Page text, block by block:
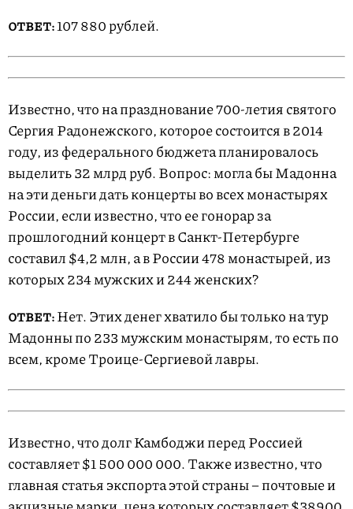
ОТВЕТ:107 880 рублей.
Известно, что на празднование 700-летия святого
Сергия Радонежского, которое состоится в 2014
году, из федерального бюджета планировалось
выделить 32 млрд руб. Вопрос: могла бы Мадонна
на эти деньги дать концерты во всех монастырях
России, если известно, что ее гонорар за
прошлогодний концерт в Санкт-Петербурге
составил $4,2 млн, а в России 478 монастырей, из
которых 234 мужских и 244 женских?
ОТВЕТ:Нет. Этих денег хватило бы только на тур
Мадонны по 233 мужским монастырям, то есть по
всем, кроме Троице-Сергиевой лавры.
Известно, что долг Камбоджи перед Россией
составляет $1 500 000 000. Также известно, что
главная статья экспорта этой страны – почтовые и